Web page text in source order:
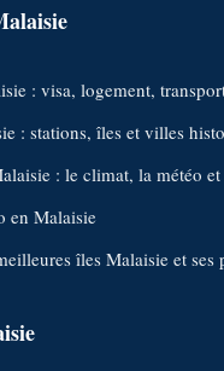
: visa, logement,
: stations, îles et villes
: le climat, la météo
en Malaisie
îles Malaisie et ses